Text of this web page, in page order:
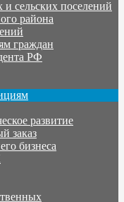
сельских поселений
района
граждан
РФ
развитие
заказ
бизнеса